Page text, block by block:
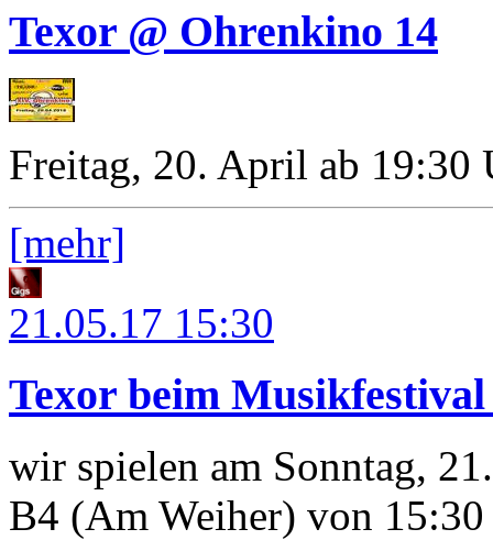
Texor @ Ohrenkino 14
Freitag, 20. April ab
[mehr]
21.05.17 15:30
Texor beim
wir spielen am Sonntag,
B4 (Am Weiher) von